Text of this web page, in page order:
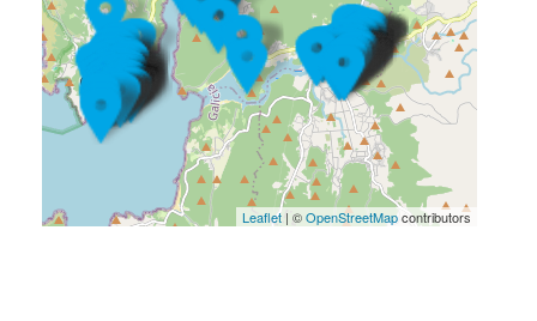
Leaflet| ©OpenStreetMapcontributors